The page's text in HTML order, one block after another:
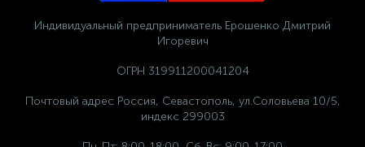
Индивидуальный предприниматель Ерошенко Дмитрий
Игоревич
ОГРН 319911200041204
Почтовый адрес Россия, Севастополь, ул.Соловьева 10/5,
индекс 299003